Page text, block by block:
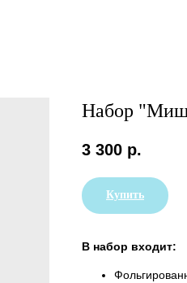
Набор
3 300 р.
Купить
В набор входит: